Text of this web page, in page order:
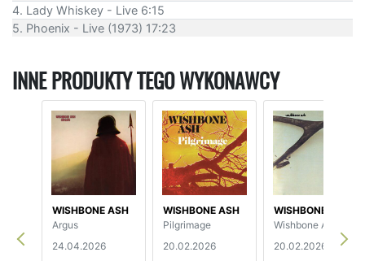
4. Lady Whiskey - Live 6:15
5. Phoenix - Live (1973) 17:23
INNE PRODUKTY TEGO WYKONAWCY
WISHBONE ASH
Argus
24.04.2026
WISHBONE ASH
Pilgrimage
20.02.2026
WISHBONE ASH
Wishbone Ash
20.02.2026